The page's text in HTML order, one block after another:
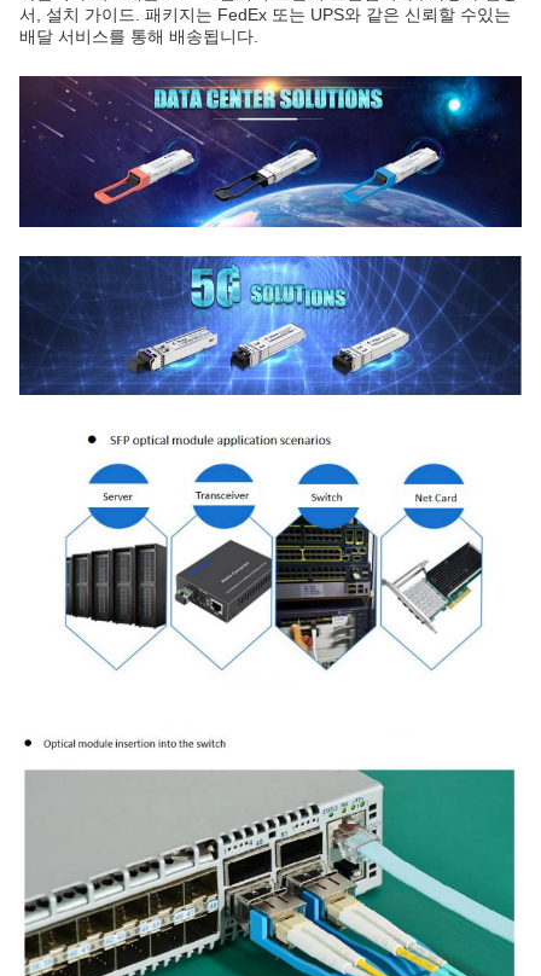
서, 설치 가이드. 패키지는 FedEx 또는 UPS와 같은 신뢰할 수있는
배달 서비스를 통해 배송됩니다.